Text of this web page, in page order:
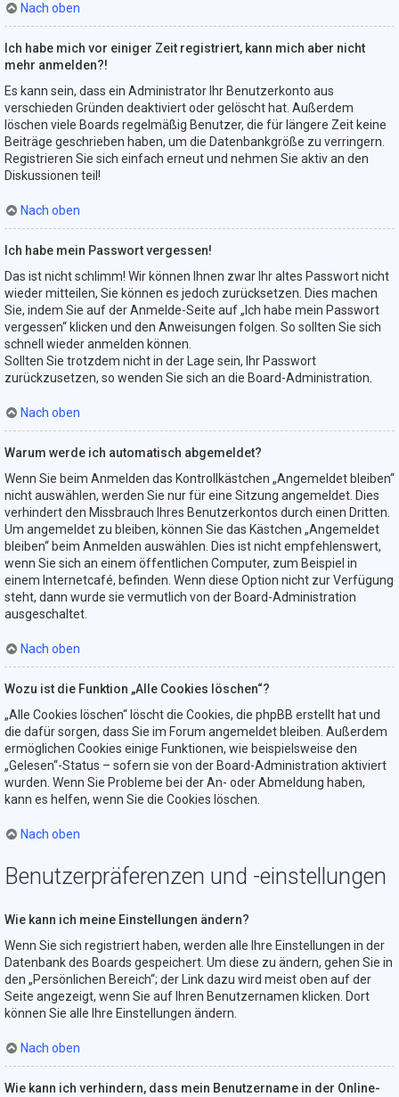
Nach oben
Ich habe mich vor einiger Zeit registriert, kann mich aber nicht
mehr anmelden?!
Es kann sein, dass ein Administrator Ihr Benutzerkonto aus
verschieden Gründen deaktiviert oder gelöscht hat. Außerdem
löschen viele Boards regelmäßig Benutzer, die für längere Zeit keine
Beiträge geschrieben haben, um die Datenbankgröße zu verringern.
Registrieren Sie sich einfach erneut und nehmen Sie aktiv an den
Diskussionen teil!
Nach oben
Ich habe mein Passwort vergessen!
Das ist nicht schlimm! Wir können Ihnen zwar Ihr altes Passwort nicht
wieder mitteilen, Sie können es jedoch zurücksetzen. Dies machen
Sie, indem Sie auf der Anmelde-Seite auf „Ich habe mein Passwort
vergessen“ klicken und den Anweisungen folgen. So sollten Sie sich
schnell wieder anmelden können.
Sollten Sie trotzdem nicht in der Lage sein, Ihr Passwort
zurückzusetzen, so wenden Sie sich an die Board-Administration.
Nach oben
Warum werde ich automatisch abgemeldet?
Wenn Sie beim Anmelden das Kontrollkästchen „Angemeldet bleiben“
nicht auswählen, werden Sie nur für eine Sitzung angemeldet. Dies
verhindert den Missbrauch Ihres Benutzerkontos durch einen Dritten.
Um angemeldet zu bleiben, können Sie das Kästchen „Angemeldet
bleiben“ beim Anmelden auswählen. Dies ist nicht empfehlenswert,
wenn Sie sich an einem öffentlichen Computer, zum Beispiel in
einem Internetcafé, befinden. Wenn diese Option nicht zur Verfügung
steht, dann wurde sie vermutlich von der Board-Administration
ausgeschaltet.
Nach oben
Wozu ist die Funktion „Alle Cookies löschen“?
„Alle Cookies löschen“ löscht die Cookies, die phpBB erstellt hat und
die dafür sorgen, dass Sie im Forum angemeldet bleiben. Außerdem
ermöglichen Cookies einige Funktionen, wie beispielsweise den
„Gelesen“-Status – sofern sie von der Board-Administration aktiviert
wurden. Wenn Sie Probleme bei der An- oder Abmeldung haben,
kann es helfen, wenn Sie die Cookies löschen.
Nach oben
Benutzerpräferenzen und -einstellungen
Wie kann ich meine Einstellungen ändern?
Wenn Sie sich registriert haben, werden alle Ihre Einstellungen in der
Datenbank des Boards gespeichert. Um diese zu ändern, gehen Sie in
den „Persönlichen Bereich“; der Link dazu wird meist oben auf der
Seite angezeigt, wenn Sie auf Ihren Benutzernamen klicken. Dort
können Sie alle Ihre Einstellungen ändern.
Nach oben
Wie kann ich verhindern, dass mein Benutzername in der Online-